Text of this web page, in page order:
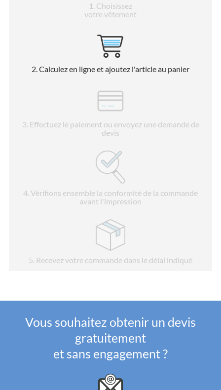
1 . Choisissez
votre vêtement
2. Calculez en ligne et ajoutez l'article au panier
3 . Effectuez le paiement ou envoyez une demande de
devis
4. Vérifions ensemble la conformité de la commande
avant l'impression
5 . Recevez votre commande dans le délai indiqué
Vous souhaitez obtenir un devis
gratuitement
et sans engagement ?